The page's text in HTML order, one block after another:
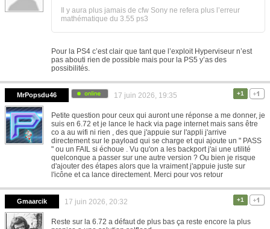
Il y aura plus jamais de cfw Sony ne refera plus l’erreur
mathématique du 3.55 ps3
Pour la PS4 c’est clair que tant que l’exploit Hyperviseur n’est
pas abouti rien de possible mais pour la PS5 y’as des
possibilités.
MrPopsdu46 17 juin 2026, 19:35 +1
Petite question pour ceux qui auront une réponse a me donner, je
suis en 6.72 et je lance le hack via page internet mais sans être
co a au wifi ni rien , des que j'appuie sur l'appli j'arrive
directement sur le payload qui se charge et qui ajoute un " PASS
" ou un FAIL si échoue . Vu qu'on a les backport j'ai une utilité
quelconque a passer sur une autre version ? Ou bien je risque
d'ajouter des étapes alors que la vraiment j'appuie juste sur
l'icône et ca lance directement. Merci pour vos retour
Gmaarcik 17 juin 2026, 20:32 +1
Reste sur la 6.72 a défaut de plus bas ça reste encore la plus